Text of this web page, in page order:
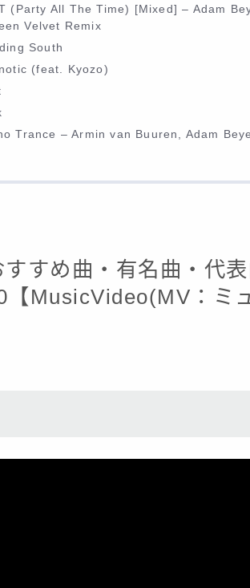
(Party All The Time) [Mixed] – Adam
Velvet Remix
South
(feat. Kyozo)
Trance – Armin van Buuren, Adam
すめ曲・有名曲・代
【MusicVideo(MV：ミ